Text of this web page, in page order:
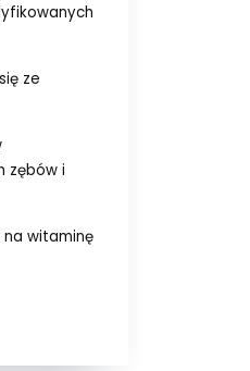
ze
zębów i
na witaminę